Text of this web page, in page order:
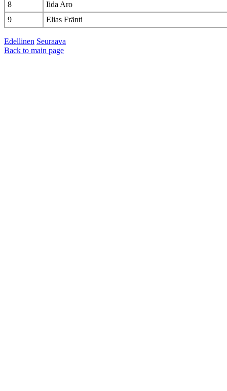
8
Iida Aro
9
Elias Fränti
Edellinen Seuraava
Back to main page